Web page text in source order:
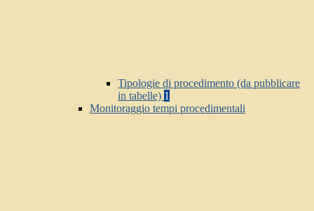
Tipologie di procedimento (da pubblicare
in tabelle) 1
Monitoraggio tempi procedimentali